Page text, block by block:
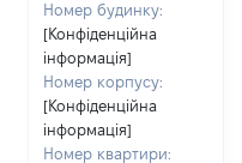
Номер будинку:
[Конфіденційна
інформація]
Номер корпусу:
[Конфіденційна
інформація]
Номер квартири: